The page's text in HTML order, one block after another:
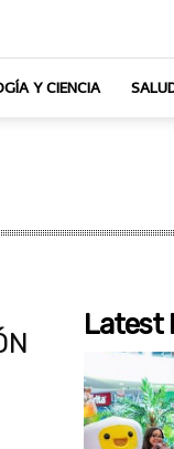
Y CIENCIA
Latest